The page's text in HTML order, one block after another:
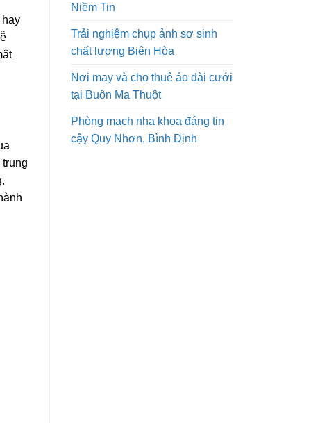
hay
Niềm Tin
Trải nghiệm chụp ảnh sơ sinh
chất lượng Biên Hòa
Nơi may và cho thuê áo dài cưới
tại Buôn Ma Thuột
Phòng mạch nha khoa đáng tin
cậy Quy Nhơn, Bình Định